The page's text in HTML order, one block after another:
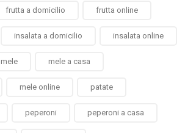
frutta a domicilio frutta online
insalata a domicilio insalata online
mele mele a casa
mele online patate
peperoni peperoni a casa